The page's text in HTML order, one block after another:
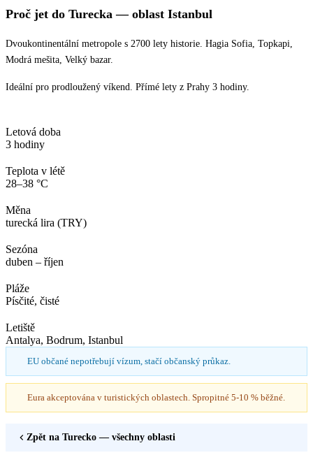
Proč jet do Turecka — oblast Istanbul
Dvoukontinentální metropole s 2700 lety historie. Hagia Sofia, Topkapi,
Modrá mešita, Velký bazar.
Ideální pro prodloužený víkend. Přímé lety z Prahy 3 hodiny.
Letová doba
3 hodiny
Teplota v létě
28–38 °C
Měna
turecká lira (TRY)
Sezóna
duben – říjen
Pláže
Písčité, čisté
Letiště
Antalya, Bodrum, Istanbul
EU občané nepotřebují vízum, stačí občanský průkaz.
Eura akceptována v turistických oblastech. Spropitné 5-10 % běžné.
Zpět na Turecko — všechny oblasti